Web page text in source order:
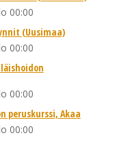
00:00
(Uusimaa)
00:00
00:00
peruskurssi, Akaa
00:00